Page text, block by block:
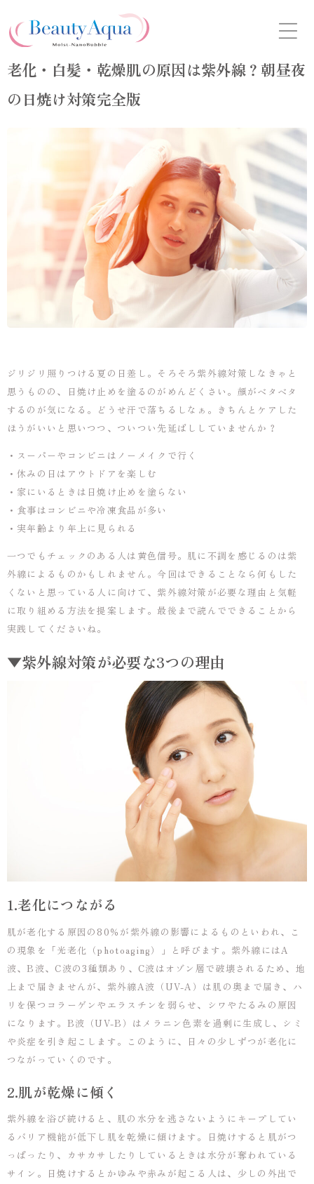
to
the
content
老化・白髪・乾燥肌の原因は紫外線？朝昼夜
の日焼け対策完全版
ジリジリ照りつける夏の日差し。そろそろ紫外線対策しなきゃと
思うものの、日焼け止めを塗るのがめんどくさい。顔がベタベタ
するのが気になる。どうせ汗で落ちるしなぁ。きちんとケアした
ほうがいいと思いつつ、ついつい先延ばししていませんか？
・スーパーやコンビニはノーメイクで行く
・休みの日はアウトドアを楽しむ
・家にいるときは日焼け止めを塗らない
・食事はコンビニや冷凍食品が多い
・実年齢より年上に見られる
一つでもチェックのある人は黄色信号。肌に不調を感じるのは紫
外線によるものかもしれません。今回はできることなら何もした
くないと思っている人に向けて、紫外線対策が必要な理由と気軽
に取り組める方法を提案します。最後まで読んでできることから
実践してくださいね。
▼紫外線対策が必要な3つの理由
1.老化につながる
肌が老化する原因の80％が紫外線の影響によるものといわれ、こ
の現象を「光老化（photoaging）」と呼びます。紫外線にはA
波、B波、C波の3種類あり、C波はオゾン層で破壊されるため、地
上まで届きませんが、紫外線A波（UV-A）は肌の奥まで届き、ハ
リを保つコラーゲンやエラスチンを弱らせ、シワやたるみの原因
になります。B波（UV-B）はメラニン色素を過剰に生成し、シミ
や炎症を引き起こします。このように、日々の少しずつが老化に
つながっていくのです。
2.肌が乾燥に傾く
紫外線を浴び続けると、肌の水分を逃さないようにキープしてい
るバリア機能が低下し肌を乾燥に傾けます。日焼けすると肌がつ
っぱったり、カサカサしたりしているときは水分が奪われている
サイン。日焼けするとかゆみや赤みが起こる人は、少しの外出で